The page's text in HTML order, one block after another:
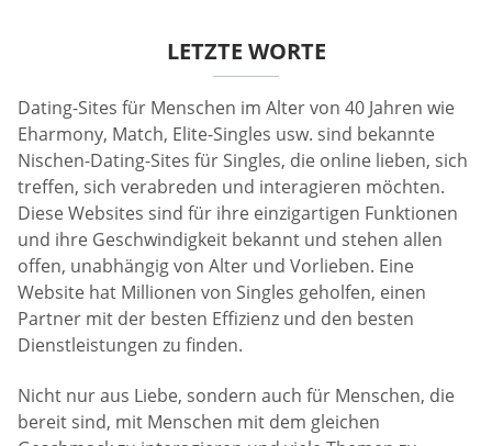
LETZTE WORTE
Dating-Sites für Menschen im Alter von 40 Jahren wie
Eharmony, Match, Elite-Singles usw. sind bekannte
Nischen-Dating-Sites für Singles, die online lieben, sich
treffen, sich verabreden und interagieren möchten.
Diese Websites sind für ihre einzigartigen Funktionen
und ihre Geschwindigkeit bekannt und stehen allen
offen, unabhängig von Alter und Vorlieben. Eine
Website hat Millionen von Singles geholfen, einen
Partner mit der besten Effizienz und den besten
Dienstleistungen zu finden.
Nicht nur aus Liebe, sondern auch für Menschen, die
bereit sind, mit Menschen mit dem gleichen